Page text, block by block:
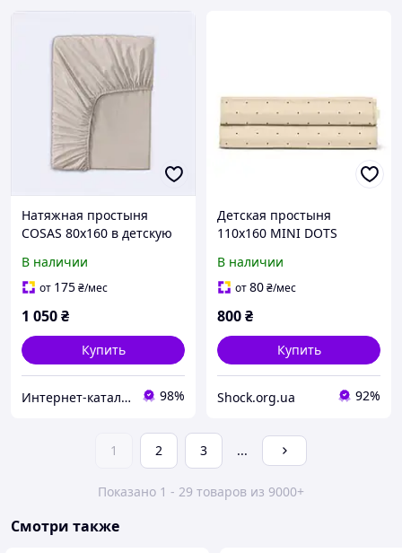
Натяжная простыня
COSAS 80х160 в детскую
856E72TH15
В наличии
от 175₴/мес
1 050₴
Купить
Интер​​нет-кат​алог с​​ки​​док "Модна Лавка" 98%
Детская простыня
110х160 MINI DOTS
В наличии
от80₴/мес
800₴
Купить
Shock.org.ua 92%
1 2 3 ...
Показано 1 - 29 товаров из 9000+
Смотри также